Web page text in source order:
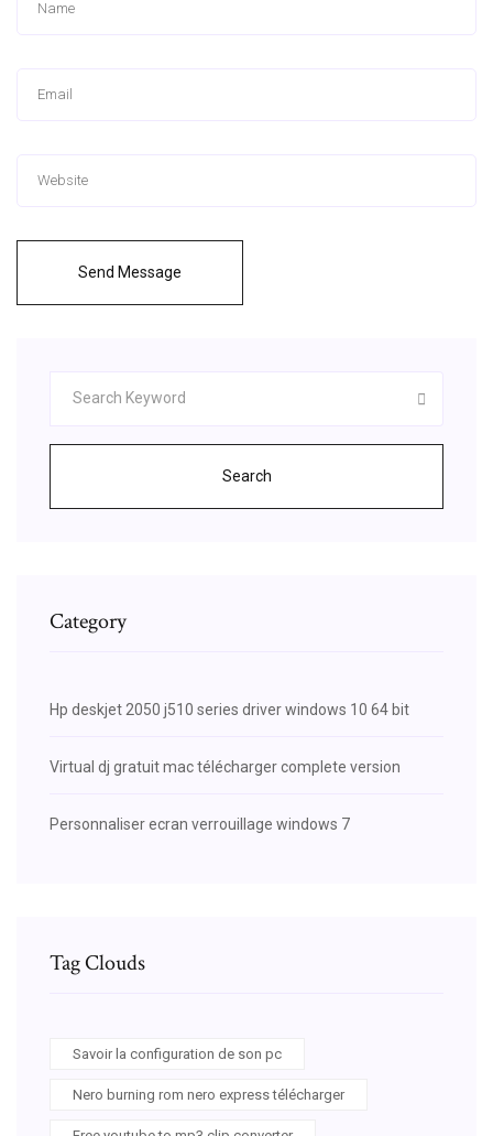
Send Message
Search
Category
Hp deskjet 2050 j510 series driver windows 10 64 bit
Virtual dj gratuit mac télécharger complete version
Personnaliser ecran verrouillage windows 7
Tag Clouds
Savoir la configuration de son pc
Nero burning rom nero express télécharger